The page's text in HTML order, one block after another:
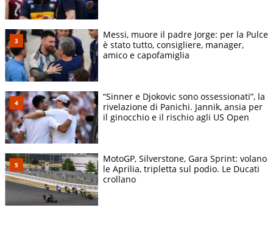
Messi, muore il padre Jorge: per la Pulce
è stato tutto, consigliere, manager,
amico e capofamiglia
“Sinner e Djokovic sono ossessionati”, la
rivelazione di Panichi. Jannik, ansia per
il ginocchio e il rischio agli US Open
MotoGP, Silverstone, Gara Sprint: volano
le Aprilia, tripletta sul podio. Le Ducati
crollano